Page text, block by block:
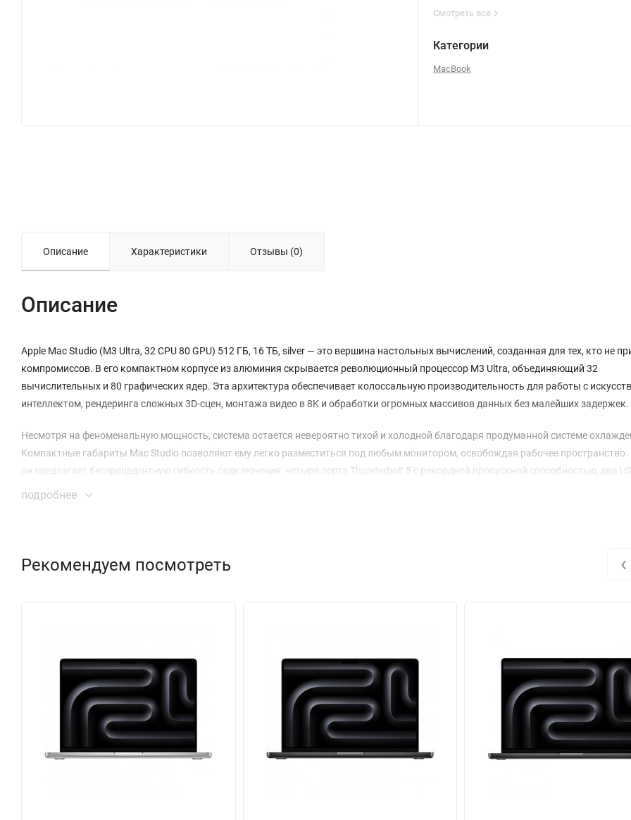
Смотреть все
Категории
MacBook
Описание Характеристики Отзывы (0)
Описание
Apple Mac Studio (M3 Ultra, 32 CPU 80 GPU) 512 ГБ, 16 ТБ, silver — это вершина настольных вычислений, созданная для тех, кто не
компромиссов. В его компактном корпусе из алюминия скрывается революционный процессор M3 Ultra, объединяющий 32
вычислительных и 80 графических ядер. Эта архитектура обеспечивает колоссальную производительность для работы с
интеллектом, рендеринга сложных 3D-сцен, монтажа видео в 8K и обработки огромных массивов данных без малейших задержек.
Несмотря на феноменальную мощность, система остается невероятно тихой и холодной благодаря продуманной системе
Компактные габариты Mac Studio позволяют ему легко разместиться под любым монитором, освобождая рабочее пространство.
он предлагает беспрецедентную гибкость подключения: четыре порта Thunderbolt 5 с рекордной пропускной способностью, два
для карт памяти SDXC, разъем HDMI и поддержку Wi-Fi 6E.
центром как для творческой студии, так и для научных исследований.
подробнее
Рекомендуем посмотреть ‹